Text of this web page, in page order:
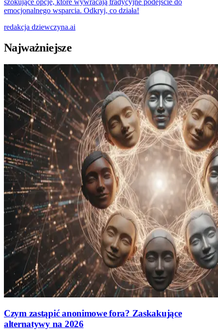
emocjonalnego wsparcia. Odkryj, co działa!
redakcja dziewczyna.ai
Najważniejsze
Czym zastąpić anonimowe fora? Zaskakujące
alternatywy na 2026